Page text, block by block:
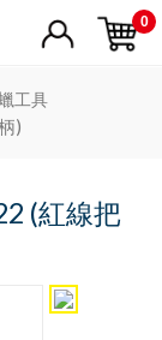
0
工具
)
(紅線把